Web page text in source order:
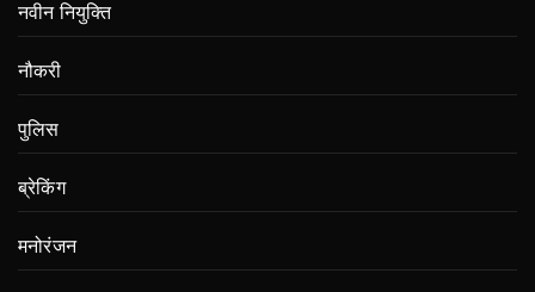
नवीन नियुक्ति
नौकरी
पुलिस
ब्रेकिंग
मनोरंजन